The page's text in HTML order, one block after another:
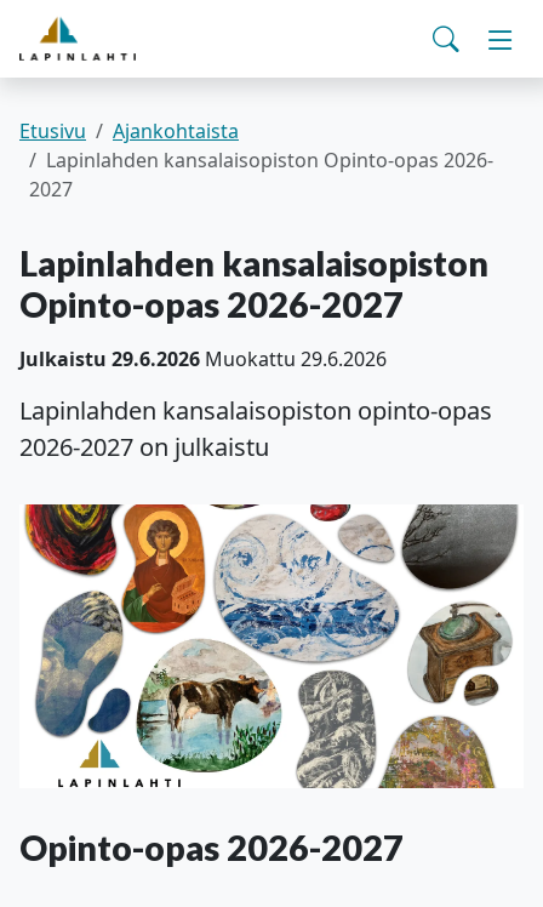
Siirry pääsisältöön
Yhteystiedot
Pohjois-Savon hyvinvointialue
Haku
Asuminen ja ympäristö
Varhaiskasvatus ja koulutus
Kulttuuri ja vapaa-aika
Kunta ja päätöksenteko
Työ- ja elinvoimapalvelut
Verkkoasiointi
Etusivu
Ajankohtaista
Lapinlahden kansalaisopiston Opinto-opas 2026-
2027
Lapinlahden kansalaisopiston
Opinto-opas 2026-2027
Julkaistu 29.6.2026 Muokattu 29.6.2026
Lapinlahden kansalaisopiston opinto-opas
2026-2027 on julkaistu
Opinto-opas 2026-2027